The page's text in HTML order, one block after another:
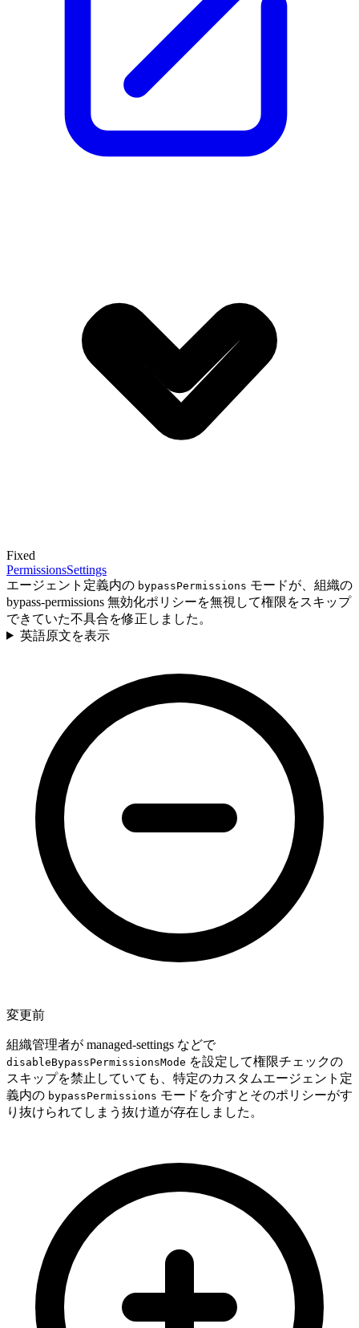
Fixed
PermissionsSettings
エージェント定義内の bypassPermissions モードが、組織の
bypass-permissions 無効化ポリシーを無視して権限をスキップ
できていた不具合を修正しました。
英語原文を表示
変更前
組織管理者が managed-settings などで
disableBypassPermissionsMode を設定して権限チェックの
スキップを禁止していても、特定のカスタムエージェント定
義内の bypassPermissions モードを介すとそのポリシーがす
り抜けられてしまう抜け道が存在しました。